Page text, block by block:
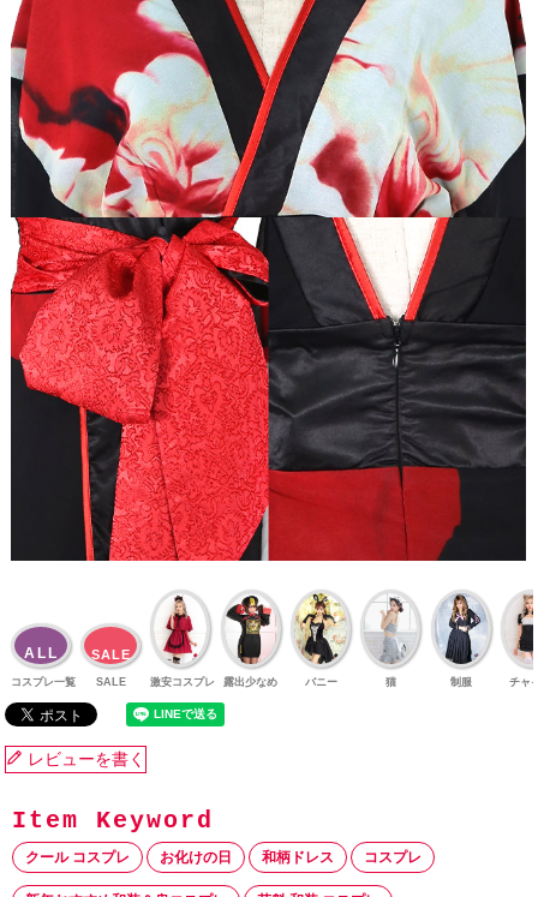
ALL
コスプレ一覧
SALE
SALE 激安コスプレ 露出少なめ バニー 猫 制服 チャ
レビューを書く
クール コスプレ お化けの日 和柄ドレス コスプレ